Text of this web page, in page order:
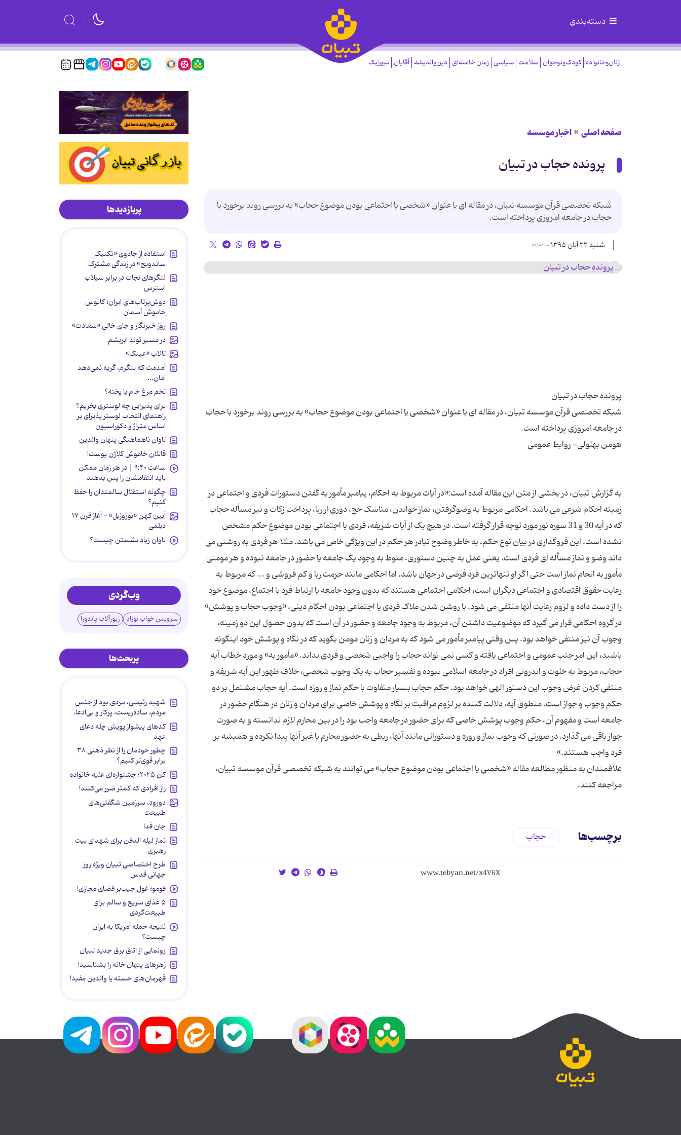
دسته‌بندی
زنان‌وخانواده کودک‌ونوجوان سلامت سیاسی زمان خامنه‌ای دین‌واندیشه آقایان نیوزیک
صفحه اصلی اخبار موسسه
پرونده حجاب در تبیان
شبکه تخصصی قرآن موسسه تبیان، در مقاله ای با عنوان «شخصی یا اجتماعی بودن موضوع حجاب» به بررسی روند برخورد با
حجاب در جامعه امروزی پرداخته است.
شنبه ۲۲ آبان ۱۳۹۵ - ۰۰:۰۰
شبکه تخصصی قرآن موسسه تبیان، در مقاله ای با عنوان «شخصی یا اجتماعی بودن موضوع حجاب» به بررسی روند برخورد با حجاب
به گزارش تبیان، در بخشی از متن این مقاله آمده است:«در آیات مربوط به احکام، پیامبر مأمور به گفتن دستورات فردی و اجتماعی در
زمینه احکام شرعی می باشد. احکامی مربوط به وضوگرفتن، نماز خواندن، مناسک حج، دوری از ربا، پرداخت زکات و نیز مسأله حجاب
که در آیه 30 و 31 سوره نور مورد توجه قرار گرفته است. در هیچ یک از آیات شریفه، فردی یا اجتماعی بودن موضوع حکم مشخص
نشده است. این فروگذاری در بیان نوع حکم، به خاطر وضوح تبادر هر حکم در این ویژگی خاص می باشد. مثلا هر فردی به روشنی می
داند وضو و نماز مسأله ای فردی است. یعنی عمل به چنین دستوری، منوط به وجود یک جامعه یا حضور در جامعه نبوده و هر مومنی
مأمور به انجام نماز است حتی اگر او تنهاترین فرد فرضی در جهان باشد. اما احکامی مانند حرمت ربا و کم فروشی و ... که مربوط به
رعایت حقوق اقتصادی و اجتماعی دیگران است، احکامی اجتماعی هستند که بدون وجود جامعه یا ارتباط فرد با اجتماع، موضوع خود
را از دست داده و لزوم رعایت آنها منتفی می شود. با روشن شدن ملاک فردی یا اجتماعی بودن احکام دینی، «وجوب حجاب و پوشش»
در گروه احکامی قرار می گیرد که موضوعیت داشتن آن، مربوط به وجود جامعه و حضور در آن است که بدون حصول این دو زمینه،
وجوب آن نیز منتفی خواهد بود. پس وقتی پیامبر مأمور می شود که به مردان و زنان مومن بگوید که در نگاه و پوشش خود اینگونه
باشید، این امر جنب عمومی و اجتماعی یافته و کسی نمی تواند حجاب را واجبی شخصی و فردی بداند. «مأمور به» و مورد خطاب آیه
حجاب، مربوط به خلوت و اندرونی افراد در جامعه اسلامی نبوده و تفسیر حجاب به یک وجوب شخصی، خلاف ظهور این آیه شریفه و
منتفی کردن غرض وجوب این دستور الهی خواهد بود. حکم حجاب بسیار متفاوت با حکم نماز و روزه است. آیه حجاب مشتمل بر دو
حکم وجوب و جواز است. منطوق آیه، دلالت کننده بر لزوم مراقبت بر نگاه و پوشش خاصی برای مردان و زنان در هنگام حضور در
جامعه است و مفهوم آن، حکم وجوب پوشش خاصی که برای حضور در جامعه واجب بود را در بین محارم لازم ندانسته و به صورت
جواز باقی می گذارد. در صورتی که وجوب نماز و روزه و دستوراتی مانند آنها، ربطی به حضور محارم یا غیر آنها پیدا نکرده و همیشه بر
علاقمندان به منظور مطالعه مقاله «شخصی یا اجتماعی بودن موضوع حجاب» می توانند به شبکه تخصصی قرآن موسسه تبیان،
مراجعه کنند.
برچسب‌ها حجاب
پربازدیدها
استفاده از جادوی «تکنیک
ساندویچ» در زندگی مشترک
لنگرهای نجات در برابر سیلاب
استرس
دوش‌پرتاب‌های ایران؛ کابوس
خاموش آسمان
روز خبرنگار و جای خالی «سعادت»
در مسیر تولد ابریشم
تالاب «عینک»
آمدمت که بنگرم، گریه نمی‌دهد
امان...
تخم مرغ خام یا پخته؟
برای پذیرایی چه لوستری بخریم؟
راهنمای انتخاب لوستر پذیرای بر
اساس متراژ و دکوراسیون
تاوان ناهماهنگی پنهان والدین
قاتلان خاموش کلاژن پوست!
ساعت ۹:۴۰ | در هر زمان ممکن
باید انتقامشان را پس بدهند
چگونه استقلال سالمندان را حفظ
کنیم؟
آیین کهن «نوروزبل» - آغاز قرن ۱۷
دیلمی
تاوان زیاد نشستن چیست؟
وب‌گردی
سرویس خواب نوزاد زیورآلات پاندورا
پربحث‌ها
شهید رئیسی، مردی بود از جنس
مردم، ساده‌زیست، پرکار و بی‌ادعا.
کدهای پیشواز پویش چله دعای
عهد
چطور خودمان را از نظر ذهنی ۳۸
برابر قوی‌تر کنیم؟
کن ۲۰۲۵؛ جشنواره‌ای علیه خانواده
راز افرادی که کمتر ضرر می‌کنند!
دورود، سرزمین شگفتی‌های
طبیعت
جان فدا
نماز لیله الدفن برای شهدای بیت
رهبری
طرح اختصاصی تبیان ویژه روز
جهانی قدس
فومو؛ غول جیب‌بر فضای مجازی!
۵ غذای سریع و سالم برای
طبیعت‌گردی
نتیجه حمله آمریکا به ایران
چیست؟
رونمایی از اتاق برق جدید تبیان
زهرهای پنهان خانه را بشناسید!
قهرمان‌های خسته یا والدین مفید!